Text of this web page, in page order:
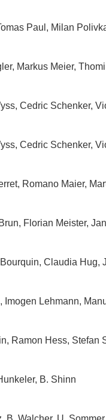
Paul, Milan
Markus Meier,
Cedric Schenker,
Cedric Schenker,
Romano Maier,
Florian Meister,
Claudia Hug,
Imogen Lehmann,
Ramon Hess, Stefan
B. Shinn